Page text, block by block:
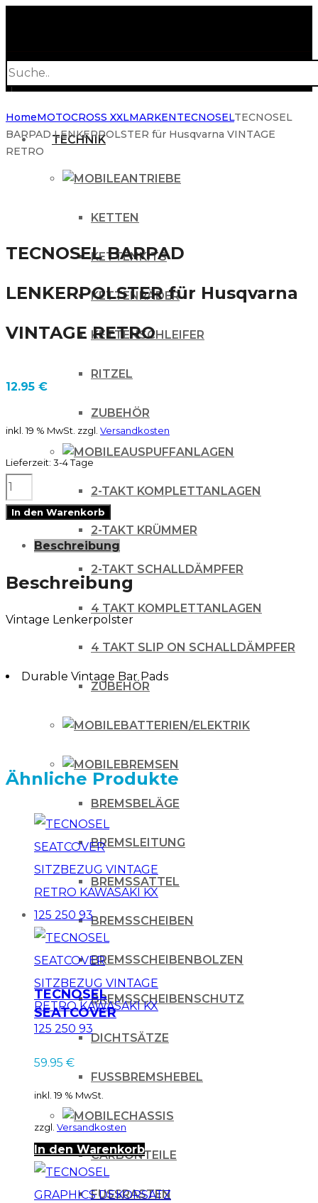
search
TECHNIK
ANTRIEBE
KETTEN
KETTENKITS
KETTENRÄDER
KETTENSCHLEIFER
RITZEL
ZUBEHÖR
AUSPUFFANLAGEN
2-TAKT KOMPLETTANLAGEN
2-TAKT KRÜMMER
2-TAKT SCHALLDÄMPFER
4 TAKT KOMPLETTANLAGEN
4 TAKT SLIP ON SCHALLDÄMPFER
ZUBEHÖR
BATTERIEN/ELEKTRIK
BREMSEN
BREMSBELÄGE
BREMSLEITUNG
BREMSSATTEL
BREMSSCHEIBEN
BREMSSCHEIBENBOLZEN
BREMSSCHEIBENSCHUTZ
DICHTSÄTZE
FUSSBREMSHEBEL
CHASSIS
CARBONTEILE
FUSSRASTEN
HomeMOTOCROSS XXLMARKENTECNOSELTECNOSEL
BARPAD LENKERPOLSTER für Husqvarna VINTAGE
RETRO
TECNOSEL BARPAD
LENKERPOLSTER für Husqvarna
VINTAGE RETRO
12.95 €
inkl. 19 % MwSt. zzgl. Versandkosten
Lieferzeit: 3-4 Tage
TECNOSEL
BARPAD
LENKERPOLSTER
Husqvarna
RETRO
In den Warenkorb
Beschreibung
Beschreibung
Vintage Lenkerpolster
Durable Vintage Bar Pads
Ähnliche Produkte
TECNOSEL
SEATCOVER
SITZBEZUG
KAWASAKI KX 125
59.95 €
inkl. 19 % MwSt.
zzgl. Versandkosten
In den Warenkorb